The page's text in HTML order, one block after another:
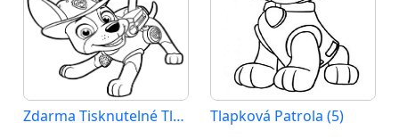
Zdarma Tisknutelné Tlapková Patrola Tlapková Patrola (5)